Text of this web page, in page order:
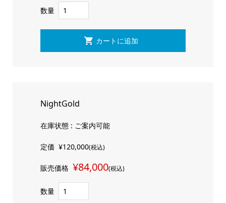
数量
NightGold
在庫状態 : ご案内可能
定価 ¥120,000(税込)
販売価格 ¥84,000(税込)
数量